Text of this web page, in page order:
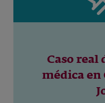
Caso real
médica en